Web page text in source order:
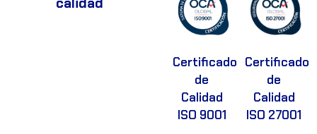
Certificado
de
Calidad
ISO 9001
Certificado
de
Calidad
ISO 27001